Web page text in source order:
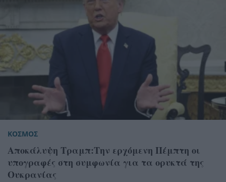
ΚΟΣΜΟΣ
Αποκάλυψη Τραμπ:Την ερχόμενη Πέμπτη οι
υπογραφές στη συμφωνία για τα ορυκτά της
Ουκρανίας